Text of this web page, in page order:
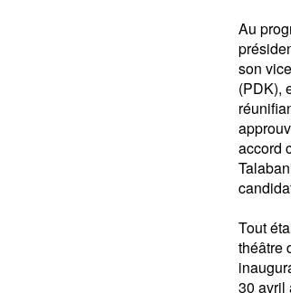
Au
son
(PDK),
accord
Tout
théâtre
30 avril